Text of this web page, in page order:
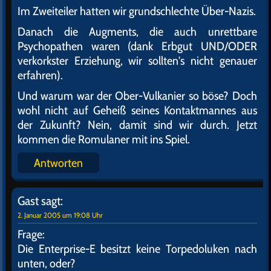
Im Zweiteiler hatten wir grundschlechte Über-Nazis.
Danach die Augments, die auch unrettbare
Psychopathen waren (dank Erbgut UND/ODER
verkorkster Erziehung, wir sollten's nicht genauer
erfahren).
Und warum war der Ober-Vulkanier so böse? Doch
wohl nicht auf Geheiß seines Kontaktmannes aus
der Zukunft? Nein, damit sind wir durch. Jetzt
kommen die Romulaner mit ins Spiel.
Antworten
Gastsagt:
2. Januar 2005 um 19:08 Uhr
Frage:
Die Enterprise-E besitzt keine Torpedoluken nach
unten, oder?